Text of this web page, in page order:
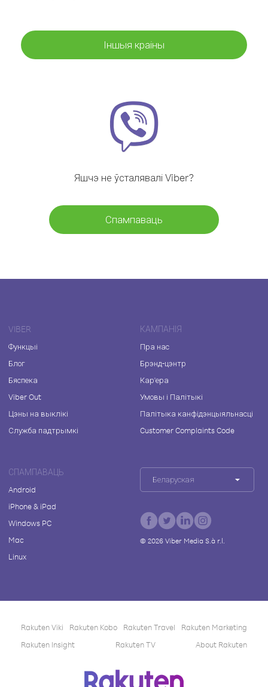
Іншыя краіны
Яшчэ не ўсталявалі Viber?
Спампаваць
VIBER
Функцыі
Блог
Бяспека
Viber Out
Цэны на выклікі
Служба падтрымкі
КАМПАНІЯ
Пра нас
Брэнд-цэнтр
Кар'ера
Умовы і Палітыкі
Палітыка канфідэнцыяльнасці
Customer Complaints Code
СПАМПАВАЦЬ
Android
iPhone & iPad
Windows PC
Mac
Linux
Беларуская
© 2026Viber Media S.à r.l.
Rakuten Viki Rakuten Kobo Rakuten Travel
Rakuten Marketing
Rakuten Insight
Rakuten TV About Rakuten